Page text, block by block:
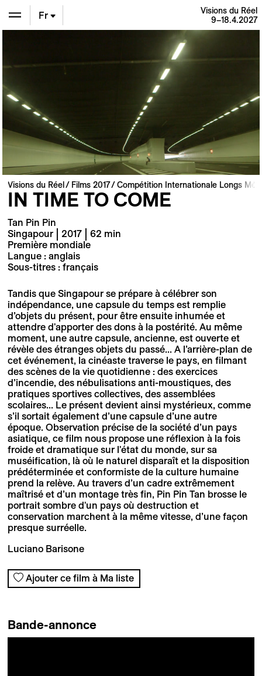
Fr
Visions du Réel
9–18.4.2027
Visions du Réel Films 2017 Compétition Internationale Longs
IN TIME TO COME
Tan Pin Pin
Singapour | 2017 | 62 min
Première mondiale
Langue : anglais
Sous-titres : français
Tandis que Singapour se prépare à célébrer son
indépendance, une capsule du temps est remplie
d’objets du présent, pour être ensuite inhumée et
attendre d'apporter des dons à la postérité. Au même
moment, une autre capsule, ancienne, est ouverte et
révèle des étranges objets du passé... A l’arrière-plan de
cet événement, la cinéaste traverse le pays, en filmant
des scènes de la vie quotidienne : des exercices
d’incendie, des nébulisations anti-moustiques, des
pratiques sportives collectives, des assemblées
scolaires... Le présent devient ainsi mystérieux, comme
s’il sortait également d’une capsule d’une autre
époque. Observation précise de la société d’un pays
asiatique, ce film nous propose une réflexion à la fois
froide et dramatique sur l'état du monde, sur sa
muséification, là où le naturel disparaît et la disposition
prédéterminée et conformiste de la culture humaine
prend la relève. Au travers d’un cadre extrêmement
maîtrisé et d’un montage très fin, Pin Pin Tan brosse le
portrait sombre d'un pays où destruction et
conservation marchent à la même vitesse, d’une façon
presque surréelle.
Luciano Barisone
Ajouter ce film à Ma liste
Bande-annonce